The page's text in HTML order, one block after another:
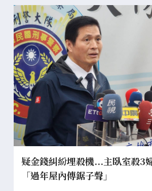
疑金錢糾紛埋殺機...主臥室殺3
「過年屋內傳鋸子聲」